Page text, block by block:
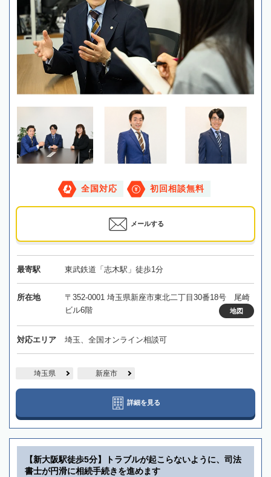
全国対応 初回相談無料
メールする
最寄駅 東武鉄道「志木駅」徒歩1分
所在地
〒352-0001 埼玉県新座市東北二丁目30番18号 尾崎
ビル6階
地図
対応エリア 埼玉、全国オンライン相談可
埼玉県 新座市
詳細を見る
【新大阪駅徒歩5分】トラブルが起こらないように、司法
書士が円滑に相続手続きを進めます